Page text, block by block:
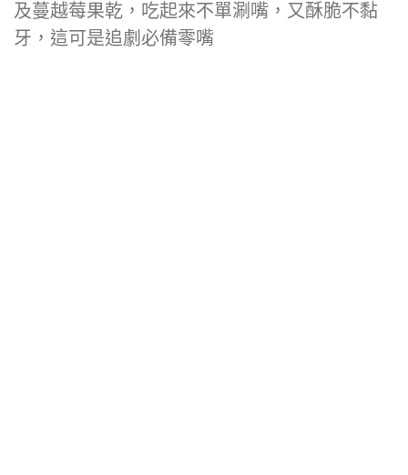
及蔓越莓果乾，吃起來不單涮嘴，又酥脆不黏
牙，這可是追劇必備零嘴